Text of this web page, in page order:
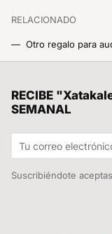
RELACIONADO
RECIBE
SEMANAL
Suscribiéndote